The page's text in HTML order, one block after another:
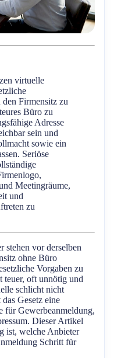
virtuelle
Firmensitz zu
Büro zu
Adresse
sein und
sowie ein
Seriöse
Meetingräume,
und
zu
stehen vor derselben
ohne Büro
Vorgaben zu
teuer, oft unnötig und
schlicht nicht
Gesetz eine
für Gewerbeanmeldung,
Dieser Artikel
ist, welche Anbieter
Schritt für